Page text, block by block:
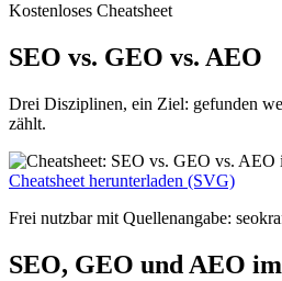
Kostenloses Cheatsheet
SEO vs. GEO vs. AEO
Drei Disziplinen, ein Ziel: gefunden
zählt.
Cheatsheet herunterladen (SVG)
Frei nutzbar mit Quellenangabe:
SEO, GEO und AEO